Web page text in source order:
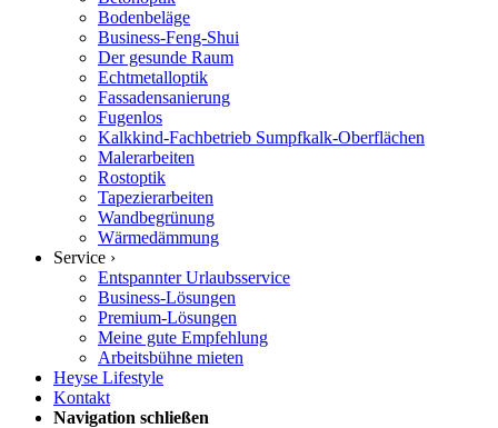
Bodenbeläge
Business-Feng-Shui
Der gesunde Raum
Echtmetalloptik
Fassadensanierung
Fugenlos
Kalkkind-Fachbetrieb Sumpfkalk-Oberflächen
Malerarbeiten
Rostoptik
Tapezierarbeiten
Wandbegrünung
Wärmedämmung
Service ›
Entspannter Urlaubsservice
Business-Lösungen
Premium-Lösungen
Meine gute Empfehlung
Arbeitsbühne mieten
Heyse Lifestyle
Kontakt
Navigation schließen